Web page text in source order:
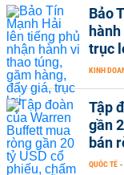
Bảo
trục
KINH
Tập
gần
bán
QUỐC TẾ -